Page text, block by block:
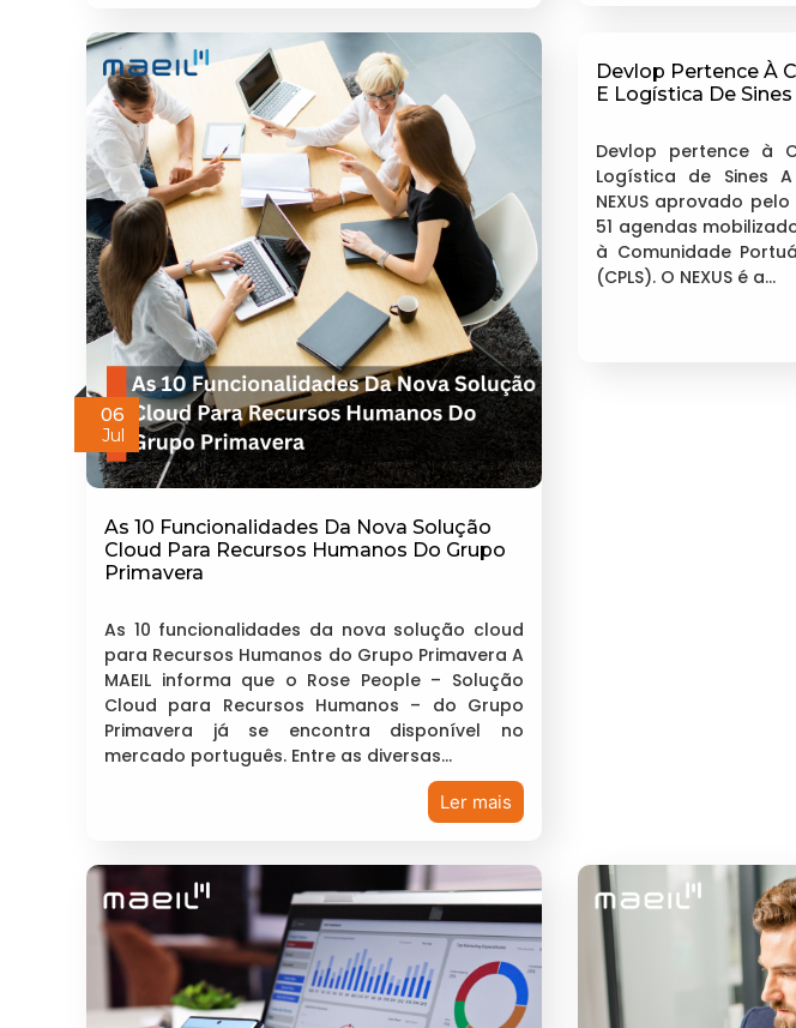
06
Jul
As 10 Funcionalidades Da Nova Solução
Cloud Para Recursos Humanos Do Grupo
Primavera
As 10 funcionalidades da nova solução cloud
para Recursos Humanos do Grupo Primavera A
MAEIL informa que o Rose People – Solução
Cloud para Recursos Humanos – do Grupo
Primavera já se encontra disponível no
mercado português. Entre as diversas…
Ler mais
Devlop Pertence À
E Logística De Sines
Devlop pertence à
Logística de Sines
NEXUS aprovado
51 agendas
à Comunidade
(CPLS). O NEXUS é a…